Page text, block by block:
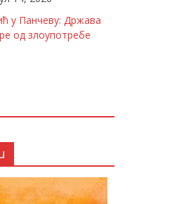
у Панчеву: Држава
од злоупотребе